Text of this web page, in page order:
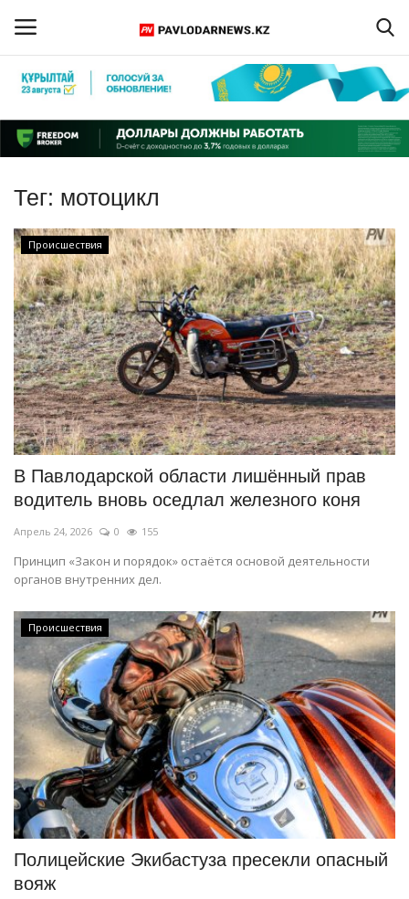
Регистрация
Главная
Обратная связь
ПАВЛОДАРСКАЯ ОБЛАСТЬ
КАЗАХСТАН
МИР
СПЕЦПРОЕКТЫ
СПОРТ
Чек-лист
РАЗВЛЕЧЕНИЯ
OFFICIAL
Курултай
Язык
Қазақша Русский
Тег: мотоцикл
Происшествия
В Павлодарской области лишённый прав
водитель вновь оседлал железного коня
Апрель 24, 2026 0 155
Принцип «Закон и порядок» остаётся основой деятельности
органов внутренних дел.
Происшествия
Полицейские Экибастуза пресекли опасный
вояж